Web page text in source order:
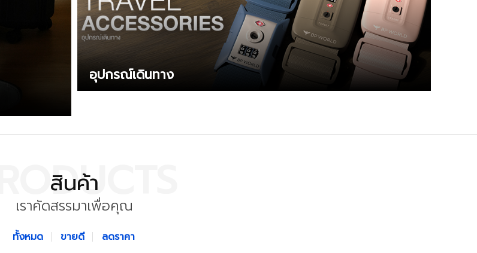
อุปกรณ์เดินทาง
สินค้า
PRODUCTS
เราคัดสรรมาเพื่อคุณ
ทั้งหมด ขายดี ลดราคา